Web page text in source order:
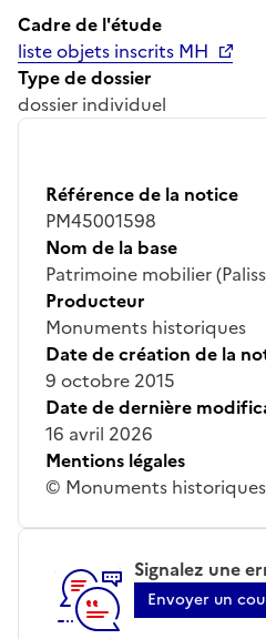
Cadre de l'étude
liste objets inscrits MH
Type de dossier
dossier individuel
Référence de la notice
PM45001598
Nom de la base
Patrimoine mobilier
Producteur
Monuments historiques
Date de création de la
9 octobre 2015
Date de dernière
16 avril 2026
Mentions légales
© Monuments historiques
Signalez une
Envoyer un